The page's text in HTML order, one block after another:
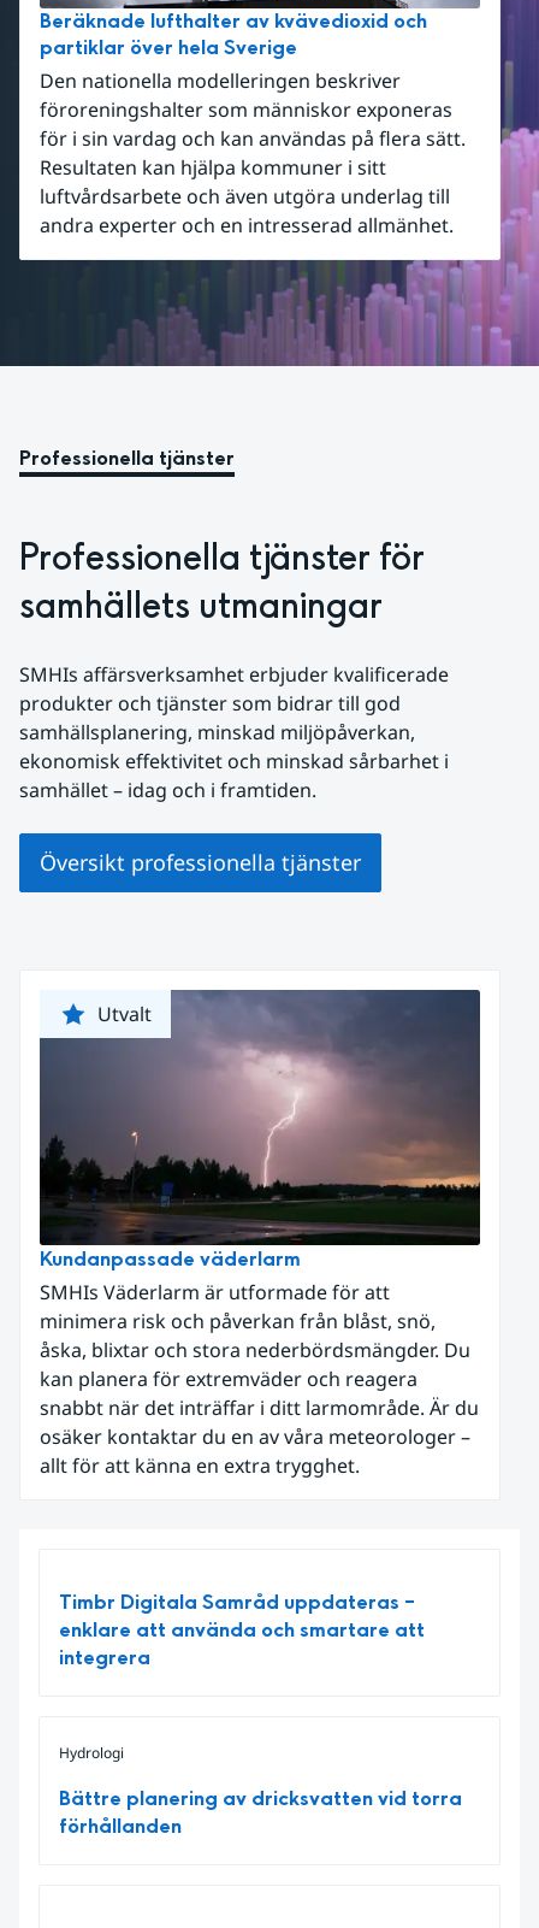
Beräknade lufthalter av kvävedioxid och
partiklar över hela Sverige
Den nationella modelleringen beskriver
föroreningshalter som människor exponeras
för i sin vardag och kan användas på flera sätt.
Resultaten kan hjälpa kommuner i sitt
luftvårdsarbete och även utgöra underlag till
andra experter och en intresserad allmänhet.
Professionella tjänster
Professionella tjänster för
samhällets utmaningar
SMHIs affärsverksamhet erbjuder kvalificerade
produkter och tjänster som bidrar till god
samhällsplanering, minskad miljöpåverkan,
ekonomisk effektivitet och minskad sårbarhet i
samhället – idag och i framtiden.
Översikt professionella tjänster
Utvalt
Kundanpassade väderlarm
SMHIs Väderlarm är utformade för att
minimera risk och påverkan från blåst, snö,
åska, blixtar och stora nederbördsmängder. Du
kan planera för extremväder och reagera
snabbt när det inträffar i ditt larmområde. Är du
osäker kontaktar du en av våra meteorologer –
allt för att känna en extra trygghet.
Timbr Digitala Samråd uppdateras –
enklare att använda och smartare att
integrera
Hydrologi
Bättre planering av dricksvatten vid torra
förhållanden